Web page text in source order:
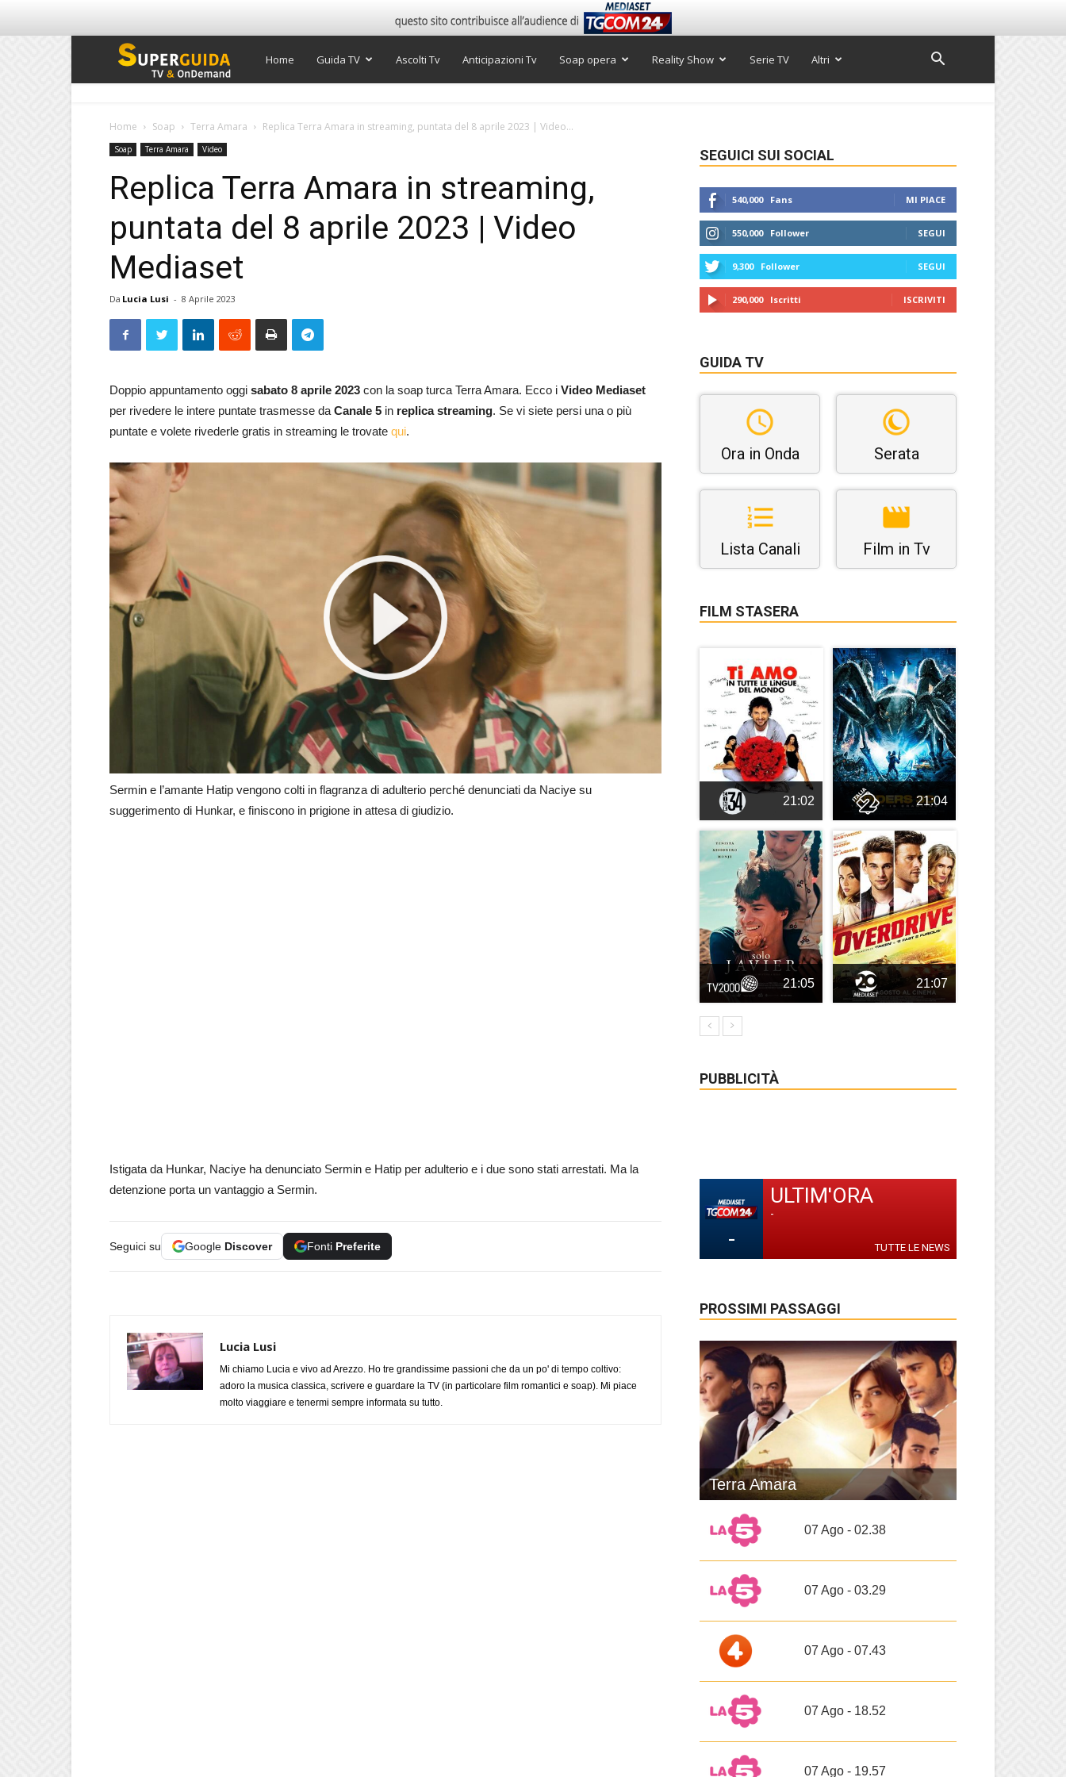
Super
Home Guida TV Ascolti Tv Anticipazioni Tv Soap opera Reality Show Serie TV Altri
Home Soap Terra Amara Replica Terra Amara in streaming, puntata del 8 aprile 2023 | Video...
Soap Terra Amara Video
Replica Terra Amara in streaming,
puntata del 8 aprile 2023 | Video
Mediaset
Da Lucia Lusi - 8 Aprile 2023
Doppio appuntamento oggi sabato 8 aprile 2023 con la soap turca Terra Amara. Ecco i Video Mediaset
per rivedere le intere puntate trasmesse da Canale 5 in replica streaming. Se vi siete persi una o più
puntate e volete rivederle gratis in streaming le trovate qui.
Sermin e l’amante Hatip vengono colti in flagranza di adulterio perché denunciati da Naciye su
suggerimento di Hunkar, e finiscono in prigione in attesa di giudizio.
Istigata da Hunkar, Naciye ha denunciato Sermin e Hatip per adulterio e i due sono stati arrestati. Ma la
detenzione porta un vantaggio a Sermin.
Seguici su Google Discover Fonti Preferite
Lucia Lusi
Mi chiamo Lucia e vivo ad Arezzo. Ho tre grandissime passioni che da un po' di tempo coltivo:
adoro la musica classica, scrivere e guardare la TV (in particolare film romantici e soap). Mi piace
molto viaggiare e tenermi sempre informata su tutto.
SEGUICI SUI SOCIAL
540,000 Fans MI PIACE
550,000 Follower SEGUI
9,300 Follower SEGUI
290,000 Iscritti ISCRIVITI
GUIDA TV
Ora in Onda Serata
Lista Canali Film in Tv
FILM STASERA
21:02 21:04
21:05 21:07
PUBBLICITÀ
-
ULTIM'ORA
-
TUTTE LE NEWS
PROSSIMI PASSAGGI
Terra Amara
07 Ago - 02.38
07 Ago - 03.29
07 Ago - 07.43
07 Ago - 18.52
07 Ago - 19.57